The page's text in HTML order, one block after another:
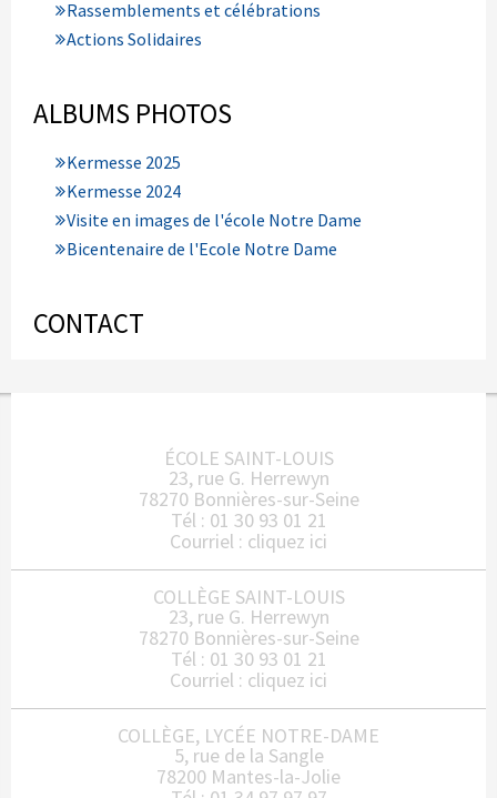
Rassemblements et célébrations
Actions Solidaires
ALBUMS PHOTOS
Kermesse 2025
Kermesse 2024
Visite en images de l'école Notre Dame
Bicentenaire de l'Ecole Notre Dame
CONTACT
ÉCOLE SAINT-LOUIS
23, rue G. Herrewyn
78270 Bonnières-sur-Seine
Tél : 01 30 93 01 21
Courriel : cliquez ici
COLLÈGE SAINT-LOUIS
23, rue G. Herrewyn
78270 Bonnières-sur-Seine
Tél : 01 30 93 01 21
Courriel : cliquez ici
COLLÈGE, LYCÉE NOTRE-DAME
5, rue de la Sangle
78200 Mantes-la-Jolie